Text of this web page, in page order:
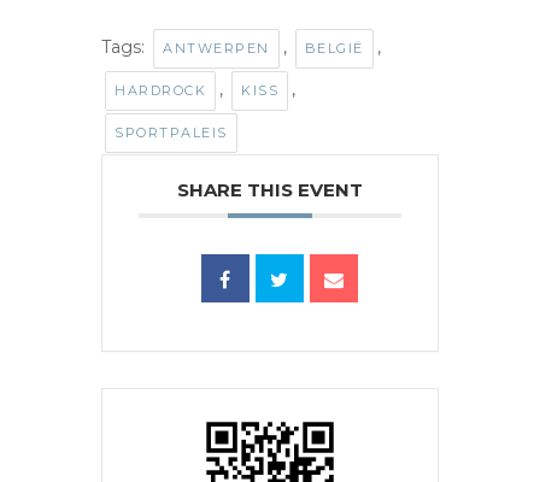
Tags: ANTWERPEN , BELGIË ,
HARDROCK , KISS ,
SPORTPALEIS
SHARE THIS EVENT